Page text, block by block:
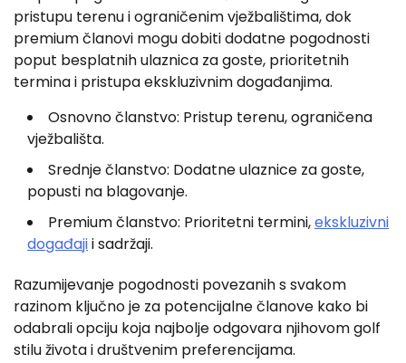
pristupu terenu i ograničenim vježbalištima, dok
premium članovi mogu dobiti dodatne pogodnosti
poput besplatnih ulaznica za goste, prioritetnih
termina i pristupa ekskluzivnim događanjima.
Osnovno članstvo: Pristup terenu, ograničena
vježbališta.
Srednje članstvo: Dodatne ulaznice za goste,
popusti na blagovanje.
Premium članstvo: Prioritetni termini,ekskluzivni
događajii sadržaji.
Razumijevanje pogodnosti povezanih s svakom
razinom ključno je za potencijalne članove kako bi
odabrali opciju koja najbolje odgovara njihovom golf
stilu života i društvenim preferencijama.